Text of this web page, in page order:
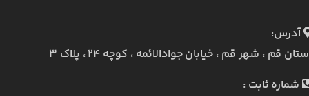
آدرس:
قم ، شهر قم ، خیابان جوادالائمه ، کوچه ۲۴ ، پلاک ۳
شماره ثابت :